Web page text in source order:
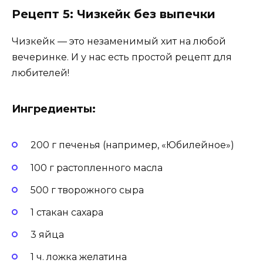
Рецепт 5: Чизкейк без выпечки
Чизкейк — это незаменимый хит на любой
вечеринке. И у нас есть простой рецепт для
любителей!
Ингредиенты:
200 г печенья (например, «Юбилейное»)
100 г растопленного масла
500 г творожного сыра
1 стакан сахара
3 яйца
1 ч. ложка желатина